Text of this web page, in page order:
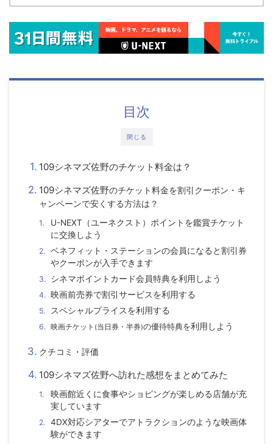
閉じる
目次
109シネマズ佐野のチケット料金は？
109シネマズ佐野のチケット料金を割引クーポン・キ
ャンペーンで安くする方法は？
U-NEXT（ユーネクスト）ポイントを鑑賞チケット
に交換しよう
ベネフィット・ステーションの会員になると割引券
やクーポンが入手できます
シネマポイントカード会員特典を利用しよう
映画前売券で割引サービスを利用する
スペシャルプライスを利用する
映画チケット (当日券・半券)の優待特典を利用しよう
クチコミ・評価
109シネマズ佐野へ訪れた感想をまとめてみた
映画館近くに食事やショピングが楽しめる店舗が充
実しています
4DX対応シアターでアトラクションのような映画体
験ができます